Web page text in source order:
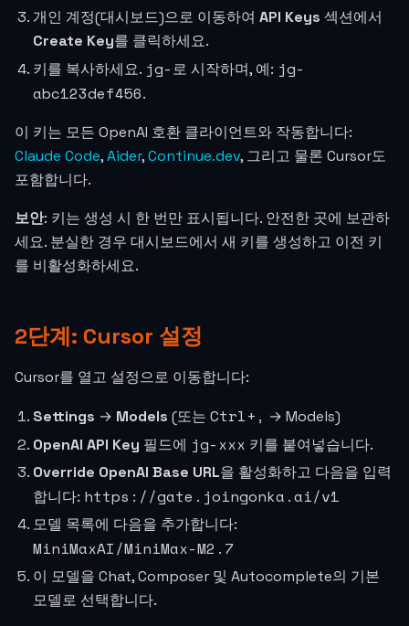
개인 계정(대시보드)으로 이동하여 API Keys 섹션에서
Create Key를 클릭하세요.
키를 복사하세요. jg-로 시작하며, 예: jg-
abc123def456.
이 키는 모든 OpenAI 호환 클라이언트와 작동합니다:
Claude Code,Aider,Continue.dev, 그리고 물론 Cursor도
포함합니다.
보안: 키는 생성 시 한 번만 표시됩니다. 안전한 곳에 보관하
세요. 분실한 경우 대시보드에서 새 키를 생성하고 이전 키
를 비활성화하세요.
2단계: Cursor 설정
Cursor를 열고 설정으로 이동합니다:
Settings → Models (또는 Ctrl+, → Models)
OpenAI API Key 필드에 jg-xxx 키를 붙여넣습니다.
Override OpenAI Base URL을 활성화하고 다음을 입력
합니다: https://gate.joingonka.ai/v1
모델 목록에 다음을 추가합니다:
MiniMaxAI/MiniMax-M2.7
이 모델을 Chat, Composer 및 Autocomplete의 기본
모델로 선택합니다.